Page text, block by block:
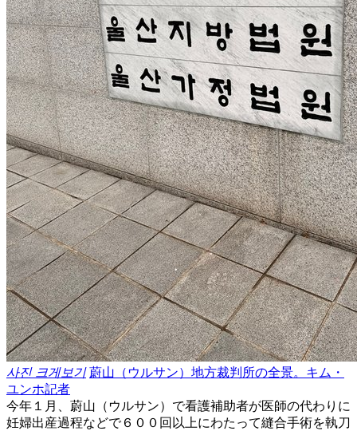
사진 크게보기 蔚山（ウルサン）地方裁判所の全景。キム・
ユンホ記者
今年１月、蔚山（ウルサン）で看護補助者が医師の代わりに
妊婦出産過程などで６００回以上にわたって縫合手術を執刀